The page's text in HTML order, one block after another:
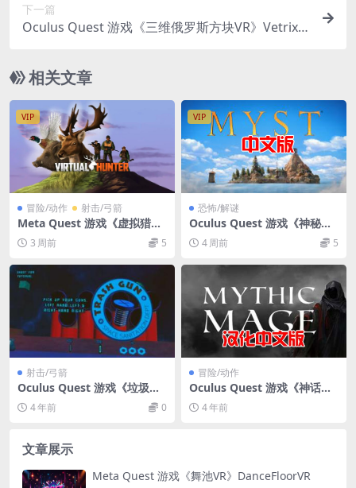
下一篇
Oculus Quest 游戏《三维俄罗斯方块VR》Vetrix V
相关文章
VIP
冒险/动作 射击/弓箭
Meta Quest 游戏《虚拟猎人
VR》Virtual Hunter VR
3 周前 5
VIP
恐怖/解谜
Oculus Quest 游戏《神秘
岛》MystVR 游戏破解版下载
4 周前 5
射击/弓箭
Oculus Quest 游戏《垃圾枪
VR》Trash Gun VR
4 年前 0
冒险/动作
Oculus Quest 游戏《神话法
师VR 汉化中文版》Mythic M
age VR
4 年前
文章展示
Meta Quest 游戏《舞池VR》DanceFloorVR